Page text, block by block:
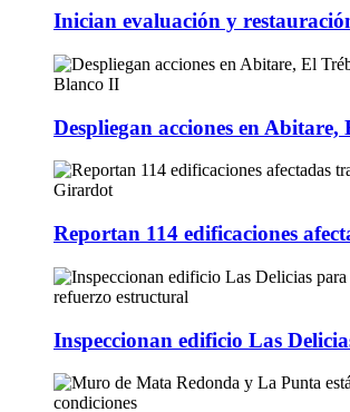
Inician evaluación y
Despliegan acciones en
Reportan 114 edificaciones
Inspeccionan edificio Las